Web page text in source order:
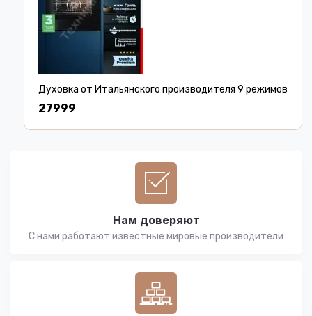
Духовка от Итальянского производителя 9 режимов
27999
Нам доверяют
С нами работают известные мировые производители